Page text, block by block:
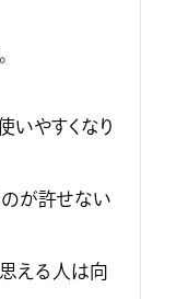
いやすくなり
が許せない
える人は向